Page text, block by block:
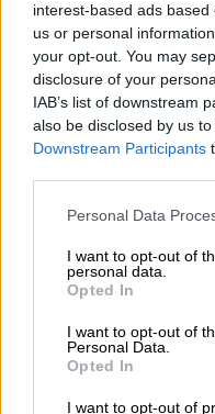
interest-based ads
us or personal
your opt-out. You may
disclosure of your
IAB’s list of downstream
also be disclosed by us
Downstream Participants
Please note that this
not limited to your visit or
grant or deny consent to
use your data for below
consent section.
Personal Data
I want to opt-out of
personal data.
Opted In
I want to opt-out of
Personal Data.
Opted In
I want to opt-out of
«Είχα τη μεγάλη
μαζί μεαρκετά
Συμβουλίου, σε μία
ενδιαφέρουσα
τον οποίο η
βοηθήσει σε
για βελτίωση
ο πρωθυπουργός
σεμιναρίου.
Τόνισε ότι η
πρωταγωνιστικό
τεχνητής
δημοσιεύσαμε την
Τεχνητή